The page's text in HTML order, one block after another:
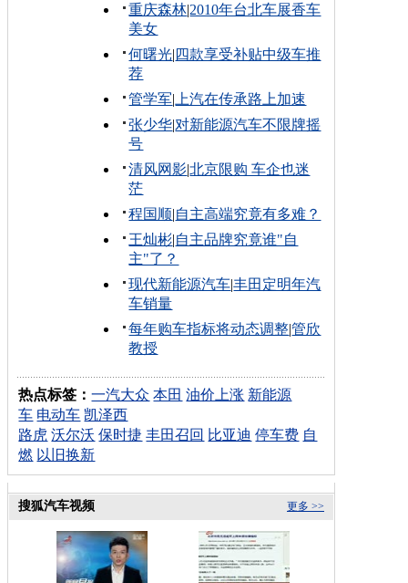
重庆森林|2010年台北车展香车
美女
何曙光| 四款享受补贴中级车推
荐
管学军| 上汽在传承路上加速
张少华|对新能源汽车不限牌摇
号
清风网影|北京限购 车企也迷
茫
程国顺|自主高端究竟有多难？
王灿彬|自主品牌究竟谁"自
主"了？
现代新能源汽车|丰田定明年汽
车销量
每年购车指标将动态调整|管欣
教授
热点标签：一汽大众 本田 油价上涨 新能源
车 电动车 凯泽西
路虎 沃尔沃 保时捷 丰田召回 比亚迪 停车费 自
燃 以旧换新
更多 >>
搜狐汽车视频